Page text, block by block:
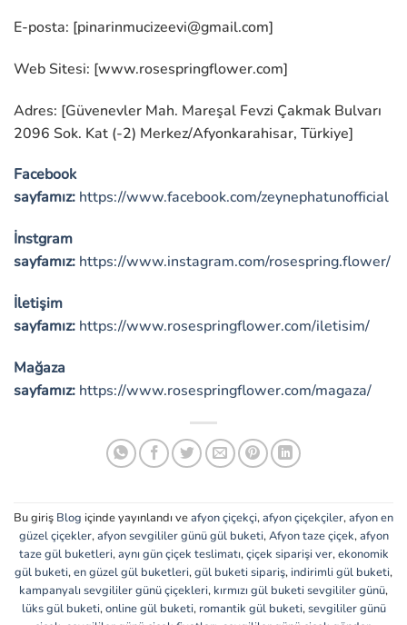
E-posta: [pinarinmucizeevi@gmail.com]
Web Sitesi: [www.rosespringflower.com]
Adres: [Güvenevler Mah. Mareşal Fevzi Çakmak Bulvarı
2096 Sok. Kat (-2) Merkez/Afyonkarahisar, Türkiye]
Facebook
sayfamız: https://www.facebook.com/zeynephatunofficial
İnstgram
sayfamız: https://www.instagram.com/rosespring.flower/
İletişim
sayfamız: https://www.rosespringflower.com/iletisim/
Mağaza
sayfamız: https://www.rosespringflower.com/magaza/
Bu giriş Blog içinde yayınlandı veafyon çiçekçi,afyon çiçekçiler,afyon en
güzel çiçekler,afyon sevgililer günü gül buketi,Afyon taze çiçek,afyon
taze gül buketleri,aynı gün çiçek teslimatı,çiçek siparişi ver,ekonomik
gül buketi,en güzel gül buketleri,gül buketi sipariş, indirimli gül buketi,
kampanyalı sevgililer günü çiçekleri, kırmızı gül buketi sevgililer günü,
lüks gül buketi,online gül buketi, romantik gül buketi,sevgililer günü